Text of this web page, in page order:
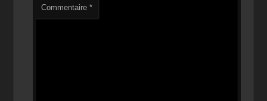
Commentaire*